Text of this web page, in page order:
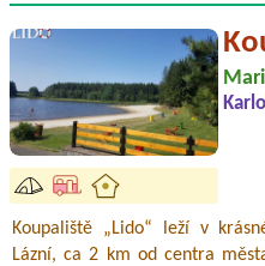
Koupaliště „Lido“ leží v
Lázní, ca 2 km od centra